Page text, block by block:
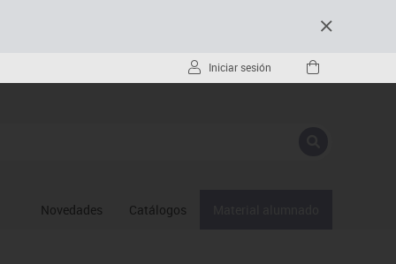
Iniciar sesión
Novedades Catálogos